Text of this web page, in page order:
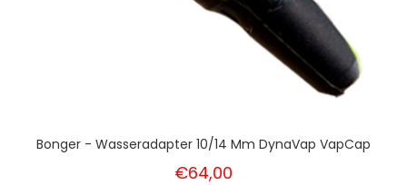
Bonger - Wasseradapter 10/14 Mm DynaVap VapCap
€64,00